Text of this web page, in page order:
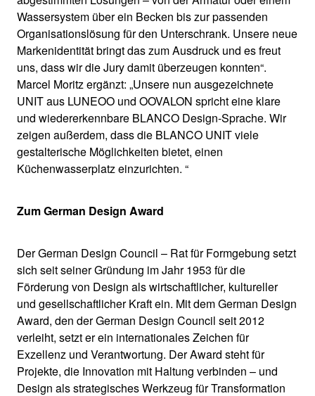
Wassersystem über ein Becken bis zur passenden
Organisationslösung für den Unterschrank. Unsere neue
Markenidentität bringt das zum Ausdruck und es freut
uns, dass wir die Jury damit überzeugen konnten“.
Marcel Moritz ergänzt: „Unsere nun ausgezeichnete
UNIT aus LUNEOO und OOVALON spricht eine klare
und wiedererkennbare BLANCO Design-Sprache. Wir
zeigen außerdem, dass die BLANCO UNIT viele
gestalterische Möglichkeiten bietet, einen
Küchenwasserplatz einzurichten. “
Zum German Design Award
Der German Design Council – Rat für Formgebung setzt
sich seit seiner Gründung im Jahr 1953 für die
Förderung von Design als wirtschaftlicher, kultureller
und gesellschaftlicher Kraft ein. Mit dem German Design
Award, den der German Design Council seit 2012
verleiht, setzt er ein internationales Zeichen für
Exzellenz und Verantwortung. Der Award steht für
Projekte, die Innovation mit Haltung verbinden – und
Design als strategisches Werkzeug für Transformation